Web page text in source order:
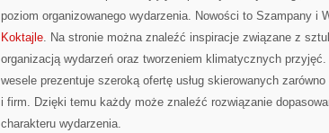
poziom organizowanego wydarzenia. Nowości to Szampany i
Koktajle. Na stronie można znaleźć inspiracje związane z
organizacją wydarzeń oraz tworzeniem klimatycznych
wesele prezentuje szeroką ofertę usług skierowanych
i firm. Dzięki temu każdy może znaleźć rozwiązanie
charakteru wydarzenia.